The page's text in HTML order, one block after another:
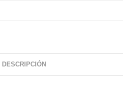
DESCRIPCIÓN